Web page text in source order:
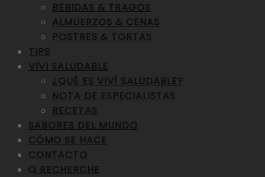
BEBIDAS & TRAGOS
ALMUERZOS & CENAS
POSTRES & TORTAS
TIPS
VIVI SALUDABLE
¿QUÉ ES VIVÍ SALUDABLE?
NOTA DE ESPECIALISTAS
RECETAS
SABORES DEL MUNDO
CÓMO SE HACE
CONTACTO
RECHERCHE